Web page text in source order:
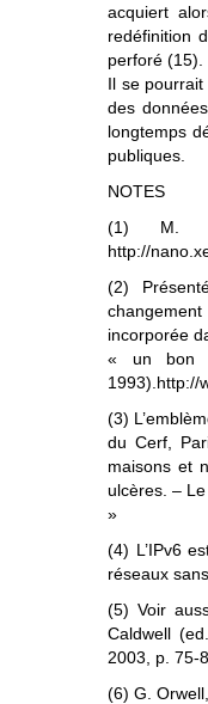
acquiert
redéfinition
perforé (15).
Il se
des
longtemps
publiques.
NOTES
(1) M.
http://
(2)
incorporée
« un bon
1993).http://
(3)
du Cerf,
maisons et
ulcères. –
»
(4) L’IPv6
réseaux
(5) Voir
Caldwell
2003, p. 75-
(6) G.